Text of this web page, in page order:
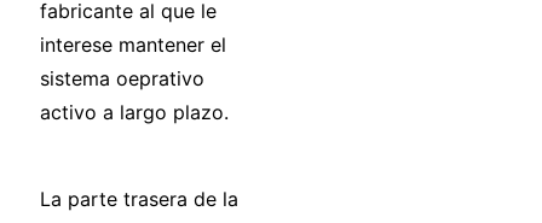
fabricante al que le
interese mantener el
sistema oeprativo
activo a largo plazo.
La parte trasera de la